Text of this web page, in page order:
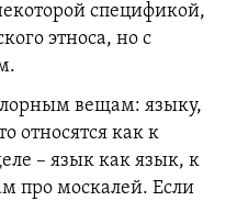
спецификой,
этноса, но с
вещам: языку,
относятся как к
– язык как язык, к
про москалей. Если